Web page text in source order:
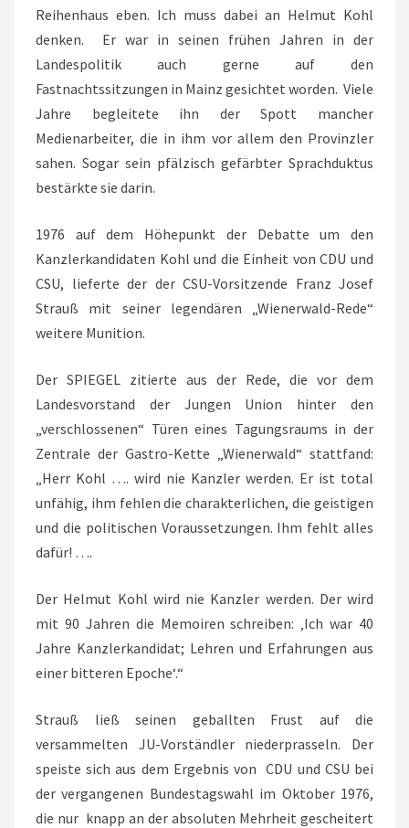
Reihenhaus eben. Ich muss dabei an Helmut Kohl
denken. Er war in seinen frühen Jahren in der
Landespolitik auch gerne auf den
Fastnachtssitzungen in Mainz gesichtet worden. Viele
Jahre begleitete ihn der Spott mancher
Medienarbeiter, die in ihm vor allem den Provinzler
sahen. Sogar sein pfälzisch gefärbter Sprachduktus
bestärkte sie darin.
1976 auf dem Höhepunkt der Debatte um den
Kanzlerkandidaten Kohl und die Einheit von CDU und
CSU, lieferte der der CSU-Vorsitzende Franz Josef
Strauß mit seiner legendären „Wienerwald-Rede“
weitere Munition.
Der SPIEGEL zitierte aus der Rede, die vor dem
Landesvorstand der Jungen Union hinter den
„verschlossenen“ Türen eines Tagungsraums in der
Zentrale der Gastro-Kette „Wienerwald“ stattfand:
„Herr Kohl …. wird nie Kanzler werden. Er ist total
unfähig, ihm fehlen die charakterlichen, die geistigen
und die politischen Voraussetzungen. Ihm fehlt alles
dafür! ….
Der Helmut Kohl wird nie Kanzler werden. Der wird
mit 90 Jahren die Memoiren schreiben: ‚Ich war 40
Jahre Kanzlerkandidat; Lehren und Erfahrungen aus
einer bitteren Epoche‘.“
Strauß ließ seinen geballten Frust auf die
versammelten JU-Vorständler niederprasseln. Der
speiste sich aus dem Ergebnis von CDU und CSU bei
der vergangenen Bundestagswahl im Oktober 1976,
die nur knapp an der absoluten Mehrheit gescheitert